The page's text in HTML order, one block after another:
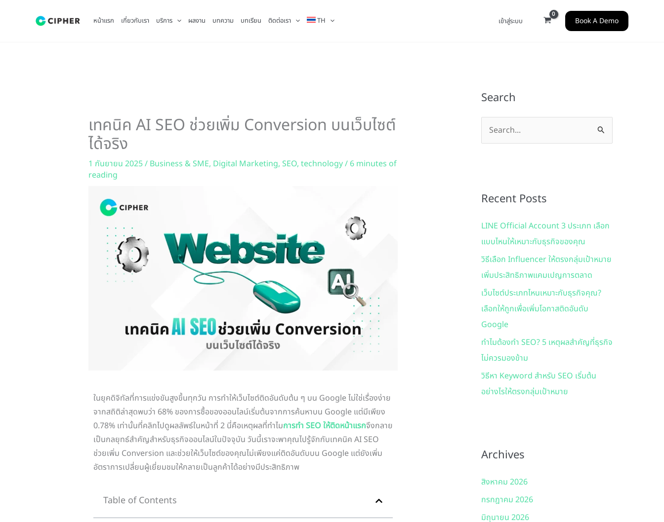
หน้าแรก เกี่ยวกับเรา บริการ ผลงาน บทความ บทเรียน ติดต่อเรา TH เข้าสู่ระบบ Book A Demo
เทคนิค AI SEO ช่วยเพิ่ม Conversion บนเว็บไซต์
ได้จริง
1 กันยายน 2025/ Business & SME, Digital Marketing, SEO, technology/ 6 minutes of
reading
ในยุคดิจิทัลที่การแข่งขันสูงขึ้นทุกวัน การทำให้เว็บไซต์ติดอันดับต้น ๆ บน Google ไม่ใช่เรื่องง่าย
จากสถิติล่าสุดพบว่า 68% ของการซื้อของออนไลน์เริ่มต้นจากการค้นหาบน Google แต่มีเพียง
0.78% เท่านั้นที่คลิกไปดูผลลัพธ์ในหน้าที่ 2 นี่คือเหตุผลที่ทำไมการทำ SEO ให้ติดหน้าแรกจึงกลาย
เป็นกลยุทธ์สำคัญสำหรับธุรกิจออนไลน์ในปัจจุบัน วันนี้เราจะพาคุณไปรู้จักกับเทคนิค AI SEO
ช่วยเพิ่ม Conversion และช่วยให้เว็บไซต์ของคุณไม่เพียงแค่ติดอันดับบน Google แต่ยังเพิ่ม
อัตราการเปลี่ยนผู้เยี่ยมชมให้กลายเป็นลูกค้าได้อย่างมีประสิทธิภาพ
Table of Contents
Search
e
c
f
o
r
:
Recent Posts
LINE Official Account 3 ประเภท เลือก
แบบไหนให้เหมาะกับธุรกิจของคุณ
วิธีเลือก Influencer ให้ตรงกลุ่มเป้าหมาย
เพิ่มประสิทธิภาพแคมเปญการตลาด
เว็บไซต์ประเภทไหนเหมาะกับธุรกิจคุณ?
เลือกให้ถูกเพื่อเพิ่มโอกาสติดอันดับ
Google
ทำไมต้องทำ SEO? 5 เหตุผลสำคัญที่ธุรกิจ
ไม่ควรมองข้าม
วิธีหา Keyword สำหรับ SEO เริ่มต้น
อย่างไรให้ตรงกลุ่มเป้าหมาย
Archives
สิงหาคม 2026
กรกฎาคม 2026
มิถุนายน 2026